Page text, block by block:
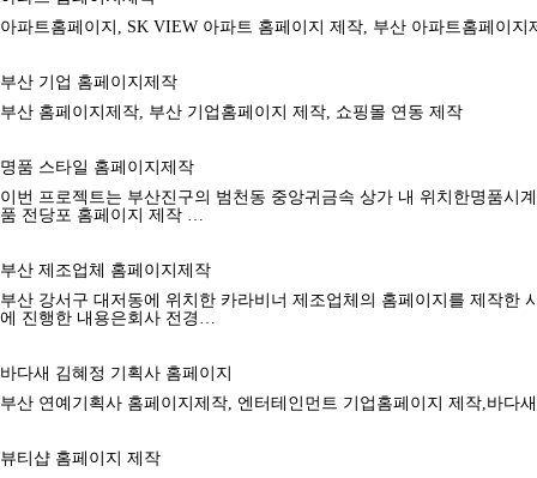
아파트홈페이지, SK VIEW 아파트 홈페이지 제작, 부산 아파트홈페이지
부산 기업 홈페이지제작
부산 홈페이지제작, 부산 기업홈페이지 제작, 쇼핑몰 연동 제작
명품 스타일 홈페이지제작
이번 프로젝트는 부산진구의 범천동 중앙귀금속 상가 내 위치한명품시
품 전당포 홈페이지 제작 …
부산 제조업체 홈페이지제작
부산 강서구 대저동에 위치한 카라비너 제조업체의 홈페이지를 제작한
에 진행한 내용은회사 전경…
바다새 김혜정 기획사 홈페이지
부산 연예기획사 홈페이지제작, 엔터테인먼트 기업홈페이지 제작,바다
뷰티샵 홈페이지 제작